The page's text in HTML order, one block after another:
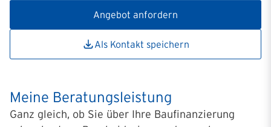
Angebot anfordern
Als Kontakt speichern
Meine Beratungsleistung
Ganz gleich, ob Sie über Ihre Baufinanzierung